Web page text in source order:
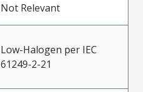
Not Relevant
Low-Halogen per IEC
61249-2-21